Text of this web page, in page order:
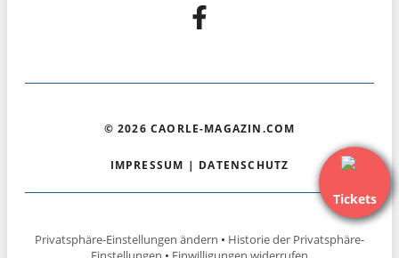
Tickets
© 2026 CAORLE-MAGAZIN.COM
IMPRESSUM | DATENSCHUTZ
Privatsphäre-Einstellungen ändern • Historie der Privatsphäre-